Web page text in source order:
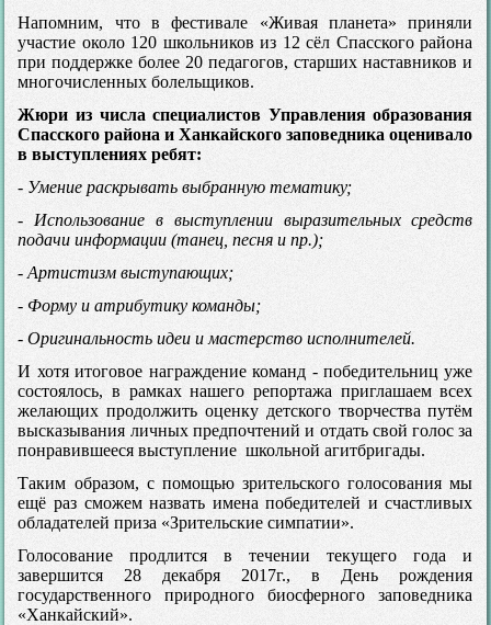
Напомним, что в фестивале «Живая планета» приняли
участие около 120 школьников из 12 сёл Спасского района
при поддержке более 20 педагогов, старших наставников и
многочисленных болельщиков.
Жюри из числа специалистов Управления образования
Спасского района и Ханкайского заповедника оценивало
в выступлениях ребят:
- Умение раскрывать выбранную тематику;
- Использование в выступлении выразительных средств
подачи информации (танец, песня и пр.);
- Артистизм выступающих;
- Форму и атрибутику команды;
- Оригинальность идеи и мастерство исполнителей.
И хотя итоговое награждение команд - победительниц уже
состоялось, в рамках нашего репортажа приглашаем всех
желающих продолжить оценку детского творчества путём
высказывания личных предпочтений и отдать свой голос за
понравившееся выступление школьной агитбригады.
Таким образом, с помощью зрительского голосования мы
ещё раз сможем назвать имена победителей и счастливых
обладателей приза «Зрительские симпатии».
Голосование продлится в течении текущего года и
завершится 28 декабря 2017г., в День рождения
государственного природного биосферного заповедника
«Ханкайский».